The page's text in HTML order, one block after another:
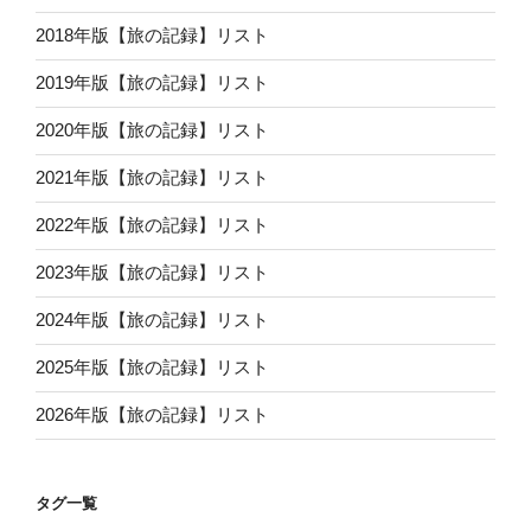
2018年版【旅の記録】リスト
2019年版【旅の記録】リスト
2020年版【旅の記録】リスト
2021年版【旅の記録】リスト
2022年版【旅の記録】リスト
2023年版【旅の記録】リスト
2024年版【旅の記録】リスト
2025年版【旅の記録】リスト
2026年版【旅の記録】リスト
タグ一覧